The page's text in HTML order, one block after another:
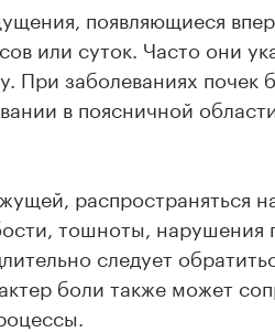
появляющиеся
или суток. Часто они
При заболеваниях почек
в поясничной
распространяться
тошноты,
следует
боли также может